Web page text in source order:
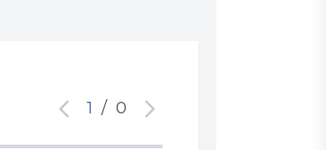
1 / 0